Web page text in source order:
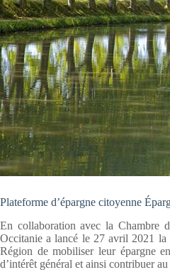
Plateforme d’épargne citoyenne
En collaboration avec la Chambre
Occitanie a lancé le 27 avril 2021 la
Région de mobiliser leur épargne
d’intérêt général et ainsi contribuer